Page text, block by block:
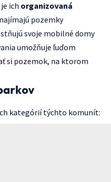
ich organizovaná
pozemky
svoje mobilné domy
umožňuje ľuďom
si pozemok, na ktorom
kategórií týchto komunít: